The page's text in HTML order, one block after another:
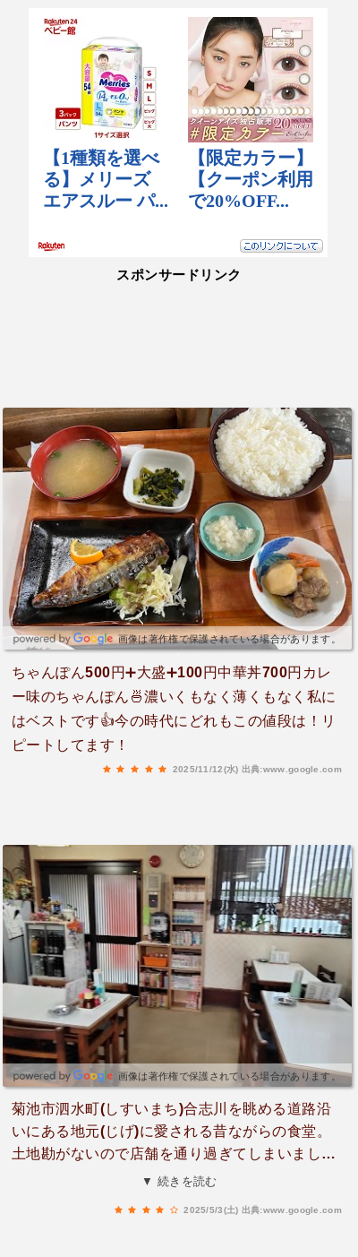
スポンサードリンク
画像は著作権で保護されている場合があります。
ちゃんぽん500円➕大盛➕100円中華丼700円カレ
ー味のちゃんぽん🍜濃いくもなく薄くもなく私に
はベストです👍今の時代にどれもこの値段は！リ
ピートしてます！
2025/11/12(水) 出典:www.google.com
画像は著作権で保護されている場合があります。
菊池市泗水町(しすいまち)合志川を眺める道路沿
いにある地元(じげ)に愛される昔ながらの食堂。
土地勘がないので店舗を通り過ぎてしまいました
が看板がありました。店舗前に駐車場があります
▼ 続きを読む
2025/5/3(土) 出典:www.google.com